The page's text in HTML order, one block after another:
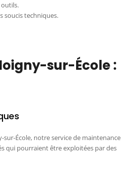
soucis techniques.
sur-École :
École, notre service de maintenance
qui pourraient être exploitées par des